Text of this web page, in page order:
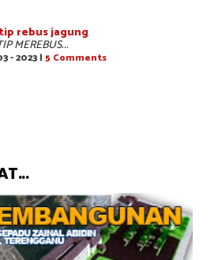
rebus jagung
MEREBUS...
- 2023 | 5 Comments